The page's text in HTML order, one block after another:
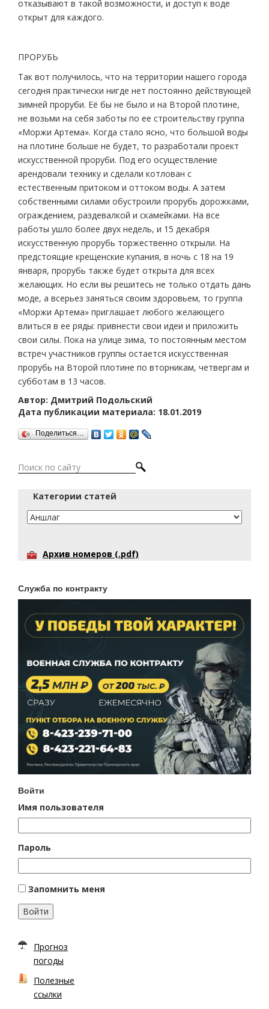
отказывают в такой возможности, и доступ к воде
открыт для каждого.
ПРОРУБЬ
Так вот получилось, что на территории нашего города
сегодня практически нигде нет постоянно действующей
зимней проруби. Её бы не было и на Второй плотине,
не возьми на себя заботы по ее строительству группа
«Моржи Артема». Когда стало ясно, что большой воды
на плотине больше не будет, то разработали проект
искусственной проруби. Под его осуществление
арендовали технику и сделали котлован с
естественным притоком и оттоком воды. А затем
собственными силами обустроили прорубь дорожками,
ограждением, раздевалкой и скамейками. На все
работы ушло более двух недель, и 15 декабря
искусственную прорубь торжественно открыли. На
предстоящие крещенские купания, в ночь с 18 на 19
января, прорубь также будет открыта для всех
желающих. Но если вы решитесь не только отдать дань
моде, а всерьез заняться своим здоровьем, то группа
«Моржи Артема» приглашает любого желающего
влиться в ее ряды: привнести свои идеи и приложить
свои силы. Пока на улице зима, то постоянным местом
встреч участников группы остается искусственная
прорубь на Второй плотине по вторникам, четвергам и
субботам в 13 часов.
Автор: Дмитрий Подольский
Дата публикации материала: 18.01.2019
Поделиться…
Категории статей
Архив номеров (.pdf)
Служба по контракту
Войти
Имя пользователя
Пароль
Запомнить меня
Войти
Прогноз
погоды
Полезные
ссылки